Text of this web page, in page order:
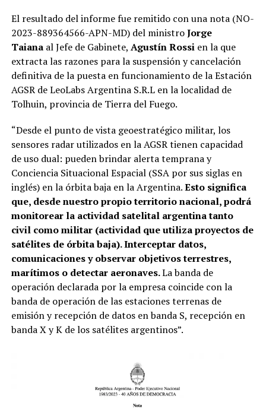
El resultado del informe fue remitido con una nota (NO-
2023-889364566-APN-MD) del ministroJorge
Taiana al Jefe de Gabinete, Agustín Rossi en la que
extracta las razones para la suspensión y cancelación
definitiva de la puesta en funcionamiento de la Estación
AGSR de LeoLabs Argentina S.R.L en la localidad de
Tolhuin, provincia de Tierra del Fuego.
“Desde el punto de vista geoestratégico militar, los
sensores radar utilizados en la AGSR tienen capacidad
de uso dual: pueden brindar alerta temprana y
Conciencia Situacional Espacial (SSA por sus siglas en
inglés) en la órbita baja en la Argentina.Esto significa
que, desde nuestro propio territorio nacional, podrá
monitorear la actividad satelital argentina tanto
civil como militar (actividad que utiliza proyectos de
satélites de órbita baja). Interceptar datos,
comunicaciones y observar objetivos terrestres,
marítimos o detectar aeronaves.La banda de
operación declarada por la empresa coincide con la
banda de operación de las estaciones terrenas de
emisión y recepción de datos en banda S, recepción en
banda X y K de los satélites argentinos”.